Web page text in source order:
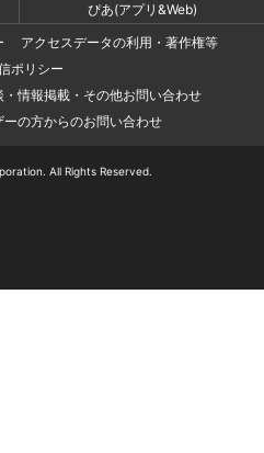
ぴあ(アプリ&Web)
アクセスデータの利用・著作権等
ポリシー
情報掲載・その他お問い合わせ
の方からのお問い合わせ
All Rights Reserved.